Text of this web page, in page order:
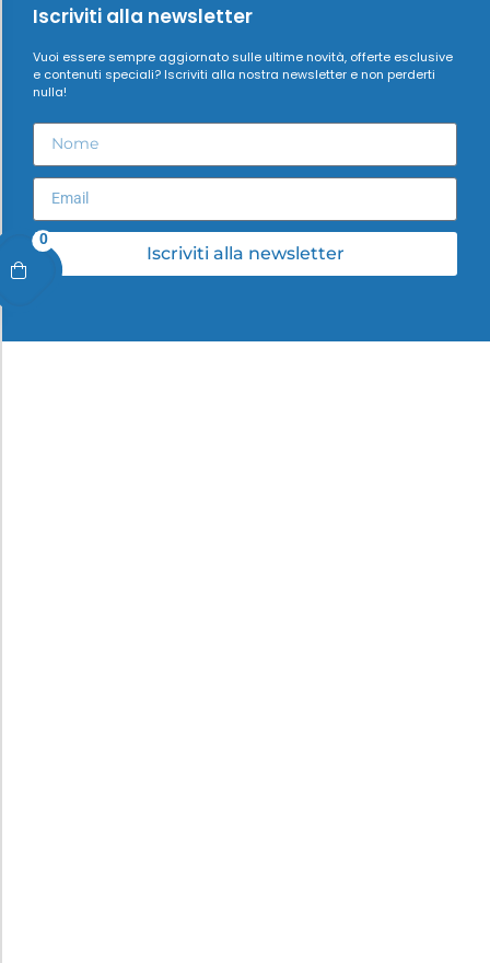
0
Iscriviti alla newsletter
Vuoi essere sempre aggiornato sulle ultime novità, offerte esclusive
e contenuti speciali? Iscriviti alla nostra newsletter e non perderti
nulla!
Iscriviti alla newsletter